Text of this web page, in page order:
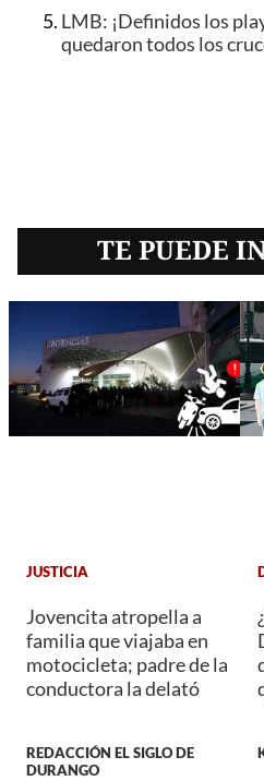
LMB: ¡Definidos los
quedaron todos los
TE PUEDE
JUSTICIA
Jovencita atropella a
familia que viajaba en
motocicleta; padre de la
conductora la delató
REDACCIÓN EL SIGLO DE
DURANGO